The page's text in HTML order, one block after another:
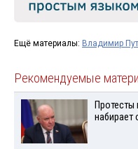
Ещё материалы: Владимир
Рекомендуемые
Протесты
набирает